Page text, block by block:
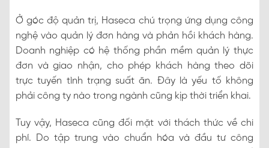
Ở góc độ quản trị, Haseca chú trọng ứng dụng công
nghệ vào quản lý đơn hàng và phản hồi khách hàng.
Doanh nghiệp có hệ thống phần mềm quản lý thực
đơn và giao nhận, cho phép khách hàng theo dõi
trực tuyến tình trạng suất ăn. Đây là yếu tố không
phải công ty nào trong ngành cũng kịp thời triển khai.
Tuy vậy, Haseca cũng đối mặt với thách thức về chi
phí. Do tập trung vào chuẩn hóa và đầu tư công